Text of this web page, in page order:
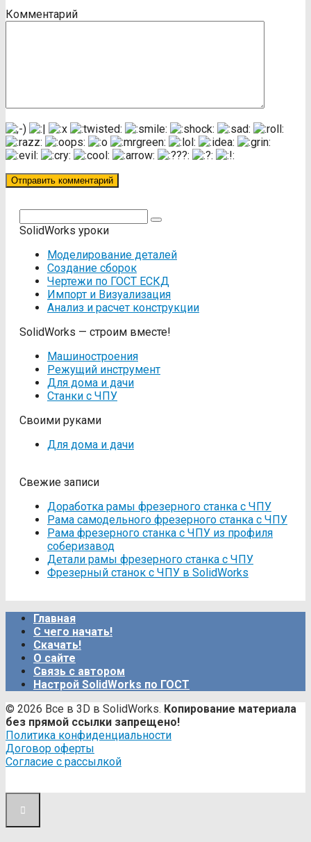
Комментарий
SolidWorks уроки
Моделирование деталей
Создание сборок
Чертежи по ГОСТ ЕСКД
Импорт и Визуализация
Анализ и расчет конструкции
SolidWorks — строим вместе!
Машиностроения
Режущий инструмент
Для дома и дачи
Станки с ЧПУ
Своими руками
Для дома и дачи
Свежие записи
Доработка рамы фрезерного станка с ЧПУ
Рама самодельного фрезерного станка с ЧПУ
Рама фрезерного станка c ЧПУ из профиля
соберизавод
Детали рамы фрезерного станка с ЧПУ
Фрезерный станок с ЧПУ в SolidWorks
Главная
С чего начать!
Скачать!
О сайте
Связь с автором
Настрой SolidWorks по ГОСТ
© 2026 Все в 3D в SolidWorks. Копирование материала
без прямой ссылки запрещено!
Политика конфиденциальности
Договор оферты
Согласие с рассылкой